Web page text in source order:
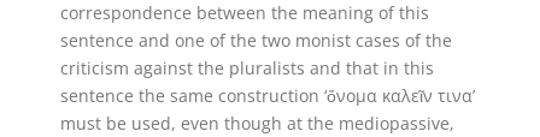
correspondence between the meaning of this
sentence and one of the two monist cases of the
criticism against the pluralists and that in this
sentence the same construction ‘ὄνομα καλεῖν τινα’
must be used, even though at the mediopassive,